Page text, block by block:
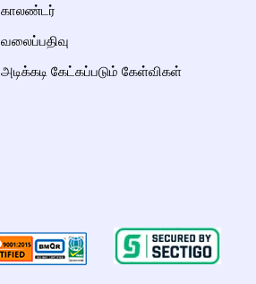
காலண்டர்
வலைப்பதிவு
அடிக்கடி கேட்கப்படும் கேள்விகள்